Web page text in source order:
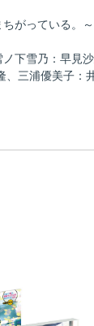
ちがっている
下雪乃：早見
、三浦優美子